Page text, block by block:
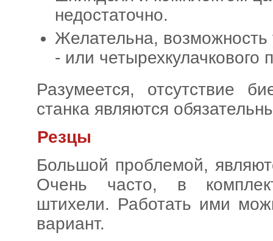
недостаточно.
Желательна, возможность
- или четырехкулачкового
Разумеется, отсутствие
станка являются
Резцы
Большой проблемой,
Очень часто, в
штихели. Работать ими
вариант.